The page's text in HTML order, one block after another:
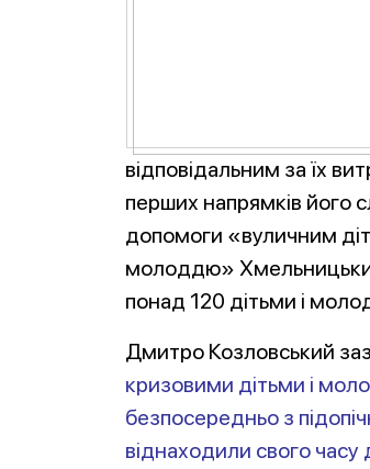
відповідальним за їх
перших напрямків його
допомоги «вуличним
молоддю» Хмельницький
понад 120 дітьми і
Дмитро Козловський
кризовими дітьми і
безпосередньо з
віднаходили свого часу